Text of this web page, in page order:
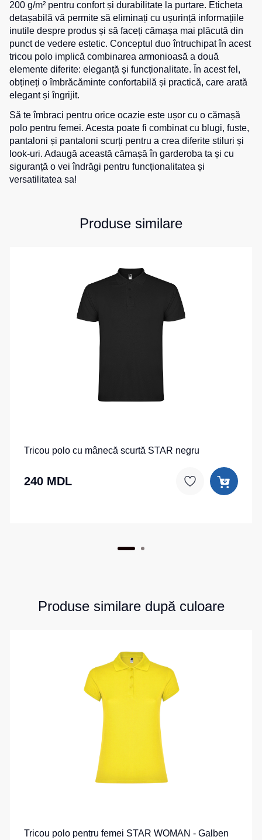
de
lucru
Veste
reflectorizante
Veste
pentru
Combinezoane
Hanorace
Hanorace
cu
Hanorac
Hanorace
Hanorac
Honorace
pentru
femei
pentru
sport
Pantaloni
scurți
pentru
cu
vizibilitate
înaltă
200 g/m² pentru confort și durabilitate la purtare. Eticheta
detașabilă vă permite să eliminați cu ușurință informațiile
inutile despre produs și să faceți cămașa mai plăcută din
punct de vedere estetic. Conceptul duo întruchipat în acest
tricou polo implică combinarea armonioasă a două
elemente diferite: eleganță și funcționalitate. În acest fel,
obțineți o îmbrăcăminte confortabilă și practică, care arată
elegant și îngrijit.
Să te îmbraci pentru orice ocazie este ușor cu o cămașă
polo pentru femei. Acesta poate fi combinat cu blugi, fuste,
pantaloni și pantaloni scurți pentru a crea diferite stiluri și
look-uri. Adaugă această cămașă în garderoba ta și cu
siguranță o vei îndrăgi pentru funcționalitatea și
versatilitatea sa!
Produse similare
Tricou polo cu mânecă scurtă STAR negru
240 MDL
Produse similare după culoare
Tricou polo pentru femei STAR WOMAN - Galben